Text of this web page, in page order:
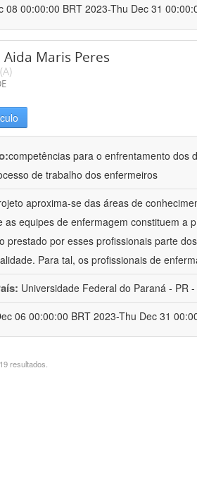
08 00:00:00 BRT 2023-Thu Dec 31
Aida Maris Peres
competências para o enfrentamento dos
de trabalho dos enfermeiros
aproxima-se das áreas de
as equipes de enfermagem constituem a
prestado por esses profissionais parte
Para tal, os profissionais de
Universidade Federal do Paraná - PR -
06 00:00:00 BRT 2023-Thu Dec 31
resultados.